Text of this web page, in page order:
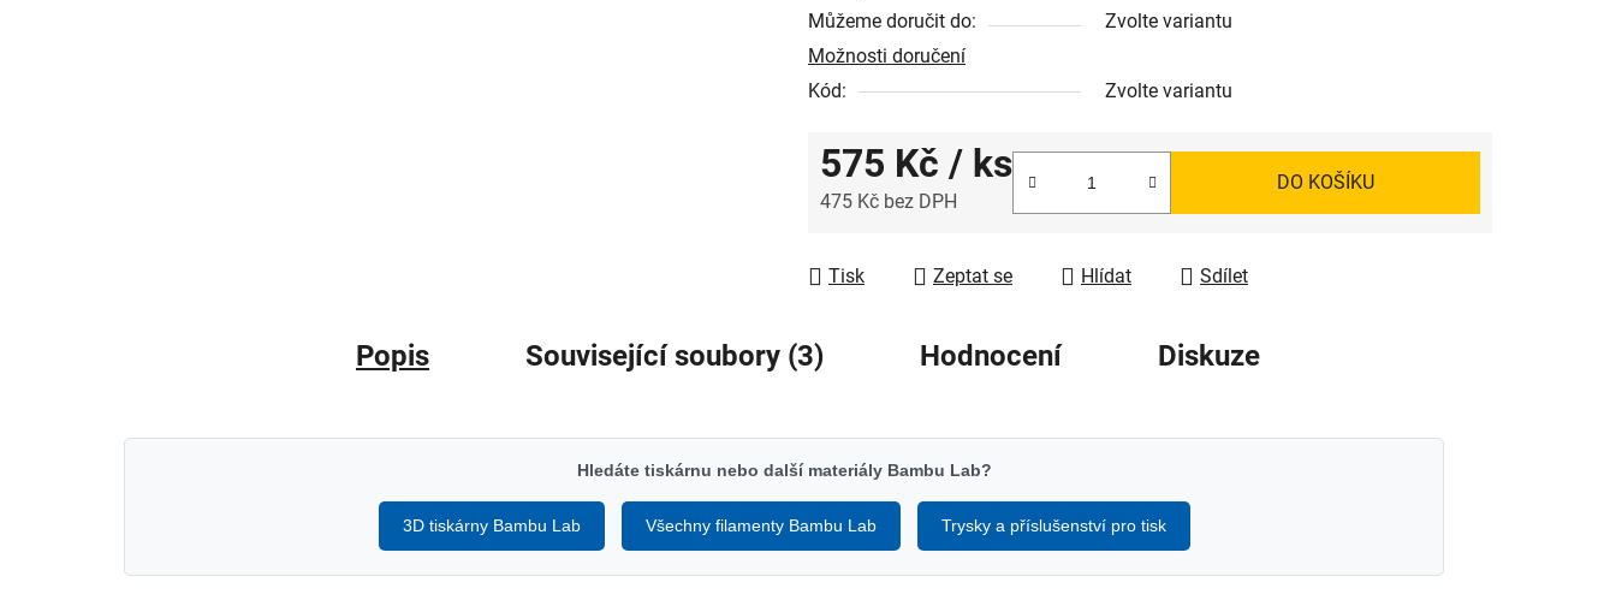
Můžeme doručit do:
Zvolte variantu
Možnosti doručení
Kód:
Zvolte variantu
575 Kč / ks
475 Kč bez DPH
DO KOŠÍKU
Tisk Zeptat se Hlídat Sdílet
Popis Související soubory (3) Hodnocení Diskuze
Hledáte tiskárnu nebo další materiály Bambu Lab?
3D tiskárny Bambu Lab Všechny filamenty Bambu Lab Trysky a příslušenství pro tisk